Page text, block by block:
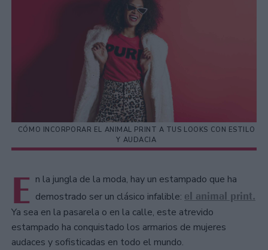
CÓMO INCORPORAR EL ANIMAL PRINT A TUS LOOKS CON ESTILO
Y AUDACIA
E n la jungla de la moda, hay un estampado que ha
demostrado ser un clásico infalible: el animal print.
Ya sea en la pasarela o en la calle, este atrevido
estampado ha conquistado los armarios de mujeres
audaces y sofisticadas en todo el mundo.